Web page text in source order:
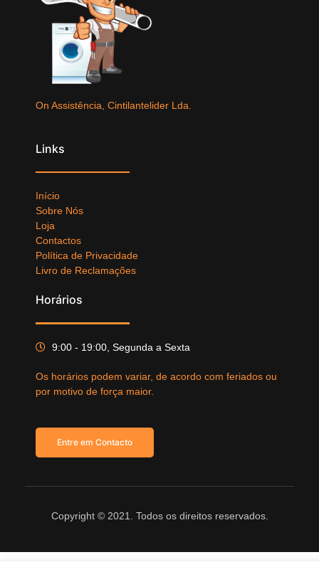
On Assistência, Cintilantelider Lda.
Links
Início
Sobre Nós
Loja
Contactos
Política de Privacidade
Livro de Reclamações
Horários
9:00 - 19:00, Segunda a Sexta
Os horários podem variar, de acordo com feriados ou
por motivo de força maior.
Entre em Contacto
Copyright © 2021. Todos os direitos reservados.